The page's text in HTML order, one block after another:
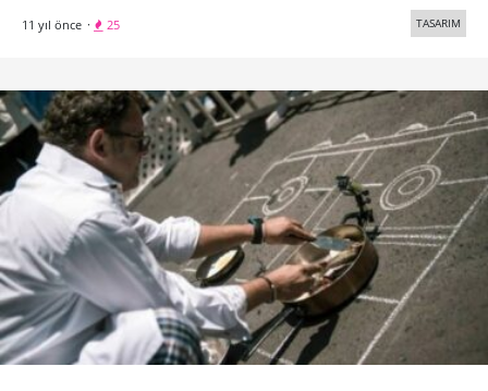
11 yıl önce · 25 TASARIM